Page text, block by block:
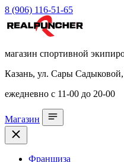
8 (906) 116-51-65
магазин спортивной
Казань, ул. Сары
ежедневно с 11-00 до 20-00
Магазин
Франшиза